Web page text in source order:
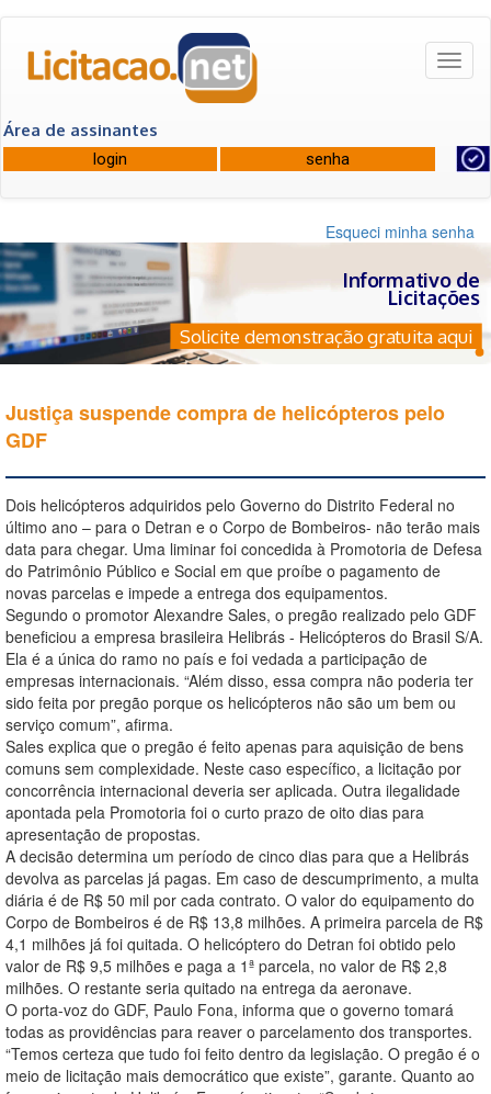
Área de assinantes
Esqueci minha senha
Informativo de
Licitações
Solicite demonstração gratuita aqui
Justiça suspende compra de helicópteros pelo
GDF
Dois helicópteros adquiridos pelo Governo do Distrito Federal no
último ano – para o Detran e o Corpo de Bombeiros- não terão mais
data para chegar. Uma liminar foi concedida à Promotoria de Defesa
do Patrimônio Público e Social em que proíbe o pagamento de
novas parcelas e impede a entrega dos equipamentos.
Segundo o promotor Alexandre Sales, o pregão realizado pelo GDF
beneficiou a empresa brasileira Helibrás - Helicópteros do Brasil S/A.
Ela é a única do ramo no país e foi vedada a participação de
empresas internacionais. “Além disso, essa compra não poderia ter
sido feita por pregão porque os helicópteros não são um bem ou
serviço comum”, afirma.
Sales explica que o pregão é feito apenas para aquisição de bens
comuns sem complexidade. Neste caso específico, a licitação por
concorrência internacional deveria ser aplicada. Outra ilegalidade
apontada pela Promotoria foi o curto prazo de oito dias para
apresentação de propostas.
A decisão determina um período de cinco dias para que a Helibrás
devolva as parcelas já pagas. Em caso de descumprimento, a multa
diária é de R$ 50 mil por cada contrato. O valor do equipamento do
Corpo de Bombeiros é de R$ 13,8 milhões. A primeira parcela de R$
4,1 milhões já foi quitada. O helicóptero do Detran foi obtido pelo
valor de R$ 9,5 milhões e paga a 1ª parcela, no valor de R$ 2,8
milhões. O restante seria quitado na entrega da aeronave.
O porta-voz do GDF, Paulo Fona, informa que o governo tomará
todas as providências para reaver o parcelamento dos transportes.
“Temos certeza que tudo foi feito dentro da legislação. O pregão é o
meio de licitação mais democrático que existe”, garante. Quanto ao